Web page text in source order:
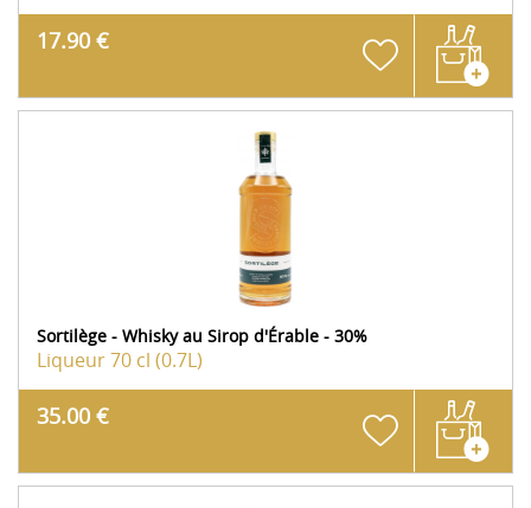
17.90 €
Sortilège - Whisky au Sirop d'Érable - 30%
Liqueur70 cl (0.7L)
35.00 €